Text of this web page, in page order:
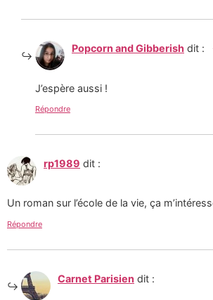
Popcorn and Gibberish dit :
J’espère aussi !
Répondre
rp1989 dit :
Un roman sur l’école de la vie, ça
Répondre
Carnet Parisien dit :